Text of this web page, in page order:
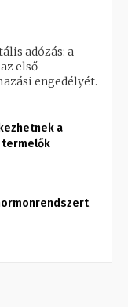
adózás: a
első
engedélyét.
a
termelők